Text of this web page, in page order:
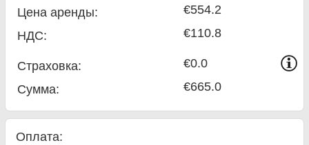
Цена аренды:
€554.2
НДС:
€110.8
Страховка:
€0.0
Сумма: €665.0
Оплата: